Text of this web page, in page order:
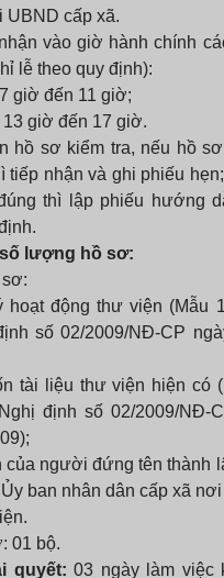
UBND cấp xã.
vào giờ hành chính
lễ theo quy định):
giờ đến 11 giờ;
giờ đến 17 giờ.
hồ sơ kiểm tra, nếu hồ
tiếp nhận và ghi phiếu
thì lập phiếu hướng
lượng hồ sơ:
động thư viện (Mẫu
số 02/2009/NĐ-CP
tài liệu thư viện hiện có
định số 02/2009/NĐ-
của người đứng tên thành
ban nhân dân cấp xã
01 bộ.
quyết:03 ngày làm việc